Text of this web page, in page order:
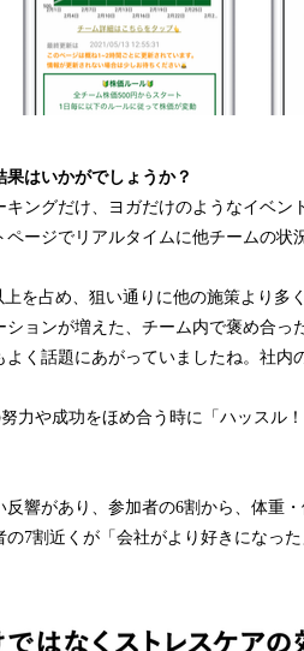
はいかがでしょうか？
ングだけ、ヨガだけのようなイベン
ージでリアルタイムに他チームの状
を占め、狙い通りに他の施策より多
ョンが増えた、チーム内で褒め合っ
く話題にあがっていましたね。社内
力や成功をほめ合う時に「ハッスル
響があり、参加者の6割から、体重
7割近くが「会社がより好きになっ